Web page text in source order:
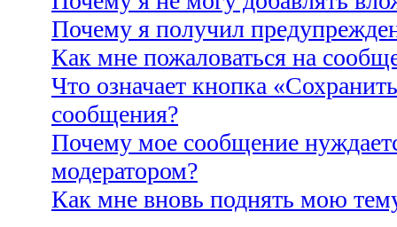
Почему я получил
Как мне пожаловаться на
Что означает кнопка
сообщения?
Почему мое сообщение
модератором?
Как мне вновь поднять мою